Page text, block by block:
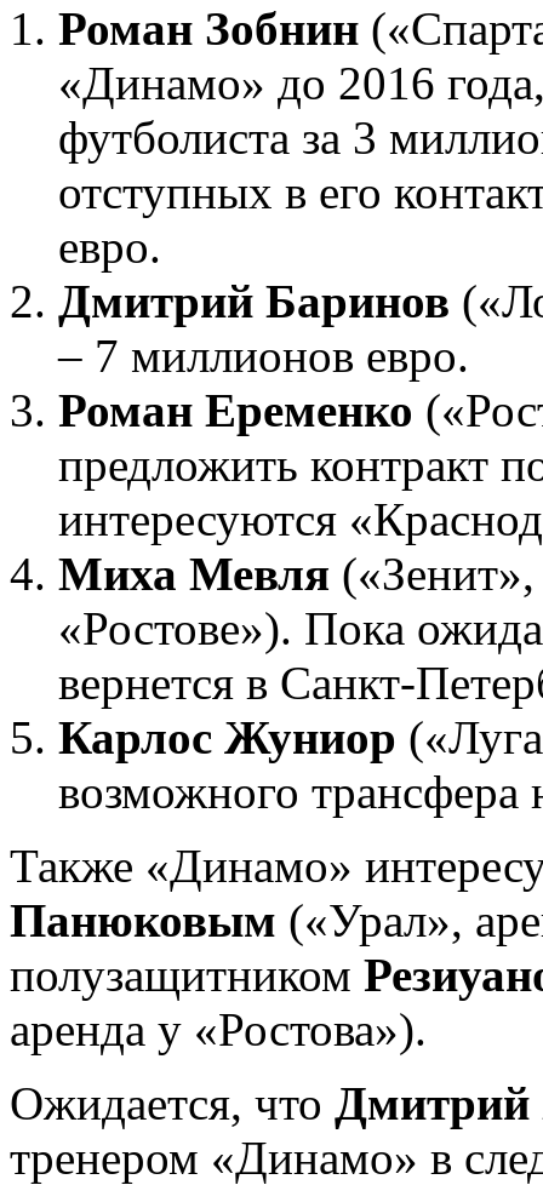
Роман Зобнин
«Динамо» до 2016
футболиста за 3
отступных в его
евро.
Дмитрий Баринов
– 7 миллионов евро.
Роман Еременко
предложить контракт
интересуются
Миха Мевля («Зенит»,
«Ростове»). Пока
вернется в Санкт-
Карлос Жуниор
возможного трансфера
Также «Динамо»
Панюковым («Урал»,
полузащитником
аренда у «Ростова»).
Ожидается, что Дмитрий
тренером «Динамо» в